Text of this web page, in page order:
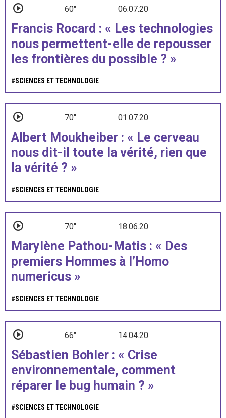
60" 06.07.20
Francis Rocard : « Les technologies
nous permettent-elle de repousser
les frontières du possible ? »
#SCIENCES ET TECHNOLOGIE
70" 01.07.20
Albert Moukheiber : « Le cerveau
nous dit-il toute la vérité, rien que
la vérité ? »
#SCIENCES ET TECHNOLOGIE
70" 18.06.20
Marylène Pathou-Matis : « Des
premiers Hommes à l’Homo
numericus »
#SCIENCES ET TECHNOLOGIE
66" 14.04.20
Sébastien Bohler : « Crise
environnementale, comment
réparer le bug humain ? »
#SCIENCES ET TECHNOLOGIE